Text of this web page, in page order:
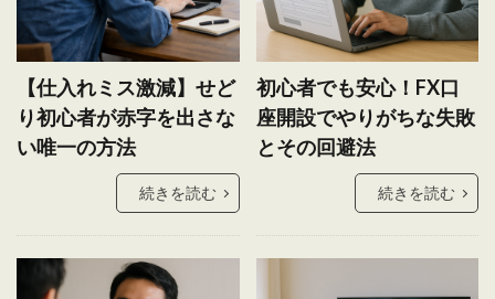
【仕入れミス激減】せど
り初心者が赤字を出さな
い唯一の方法
続きを読む
初心者でも安心！FX口
座開設でやりがちな失敗
とその回避法
続きを読む